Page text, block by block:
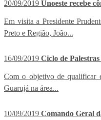
20/09/2019 Unoeste recebe
Em visita a Presidente
Preto e Região, João...
16/09/2019 Ciclo de
Com o objetivo de qualificar
Guarujá na área...
10/09/2019 Comando Geral